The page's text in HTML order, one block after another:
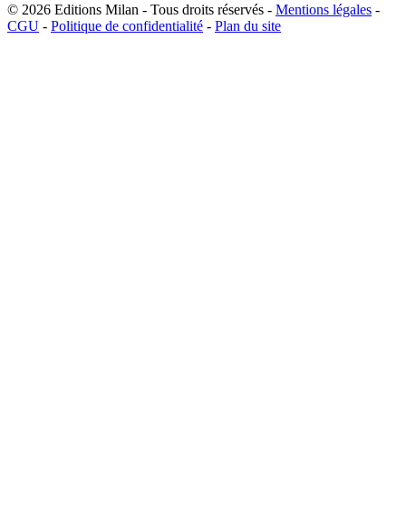
© 2026 Editions Milan - Tous droits réservés - Mentions légales -
CGU - Politique de confidentialité - Plan du site